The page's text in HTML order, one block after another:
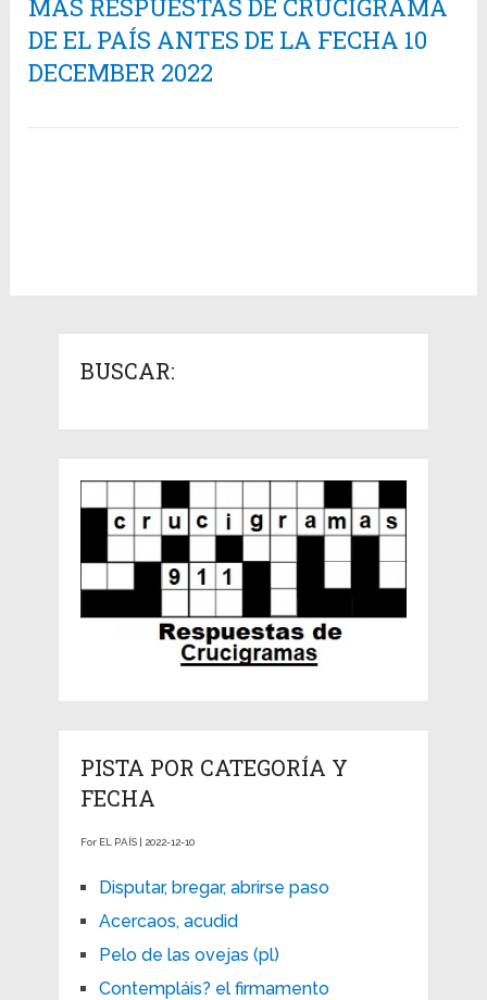
MÁS RESPUESTAS DE CRUCIGRAMA
DE EL PAÍS ANTES DE LA FECHA 10
DECEMBER 2022
BUSCAR:
PISTA POR CATEGORÍA Y
FECHA
For EL PAÍS | 2022-12-10
Disputar, bregar, abrirse paso
Acercaos, acudid
Pelo de las ovejas (pl)
Contempláis? el firmamento